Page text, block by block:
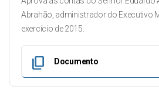
Abrahão, administrador do Executivo
exercício de 2015.
content_copy Documento